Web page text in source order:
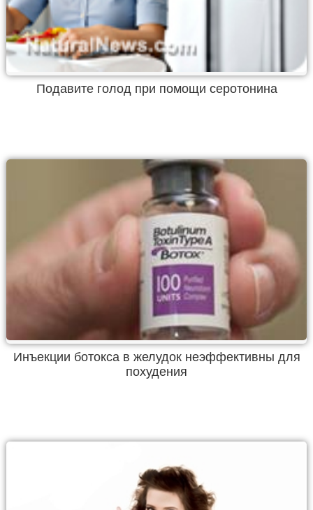
Подавите голод при помощи серотонина
Инъекции ботокса в желудок неэффективны для
похудения